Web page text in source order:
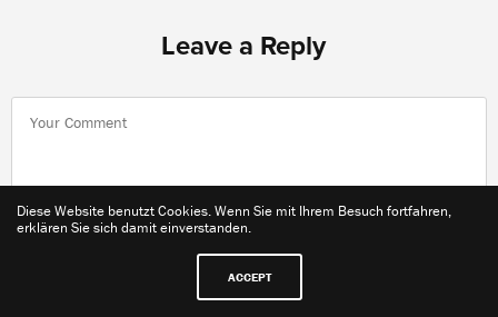
Leave a Reply
Diese Website benutzt Cookies. Wenn Sie mit Ihrem Besuch fortfahren,
erklären Sie sich damit einverstanden.
ACCEPT